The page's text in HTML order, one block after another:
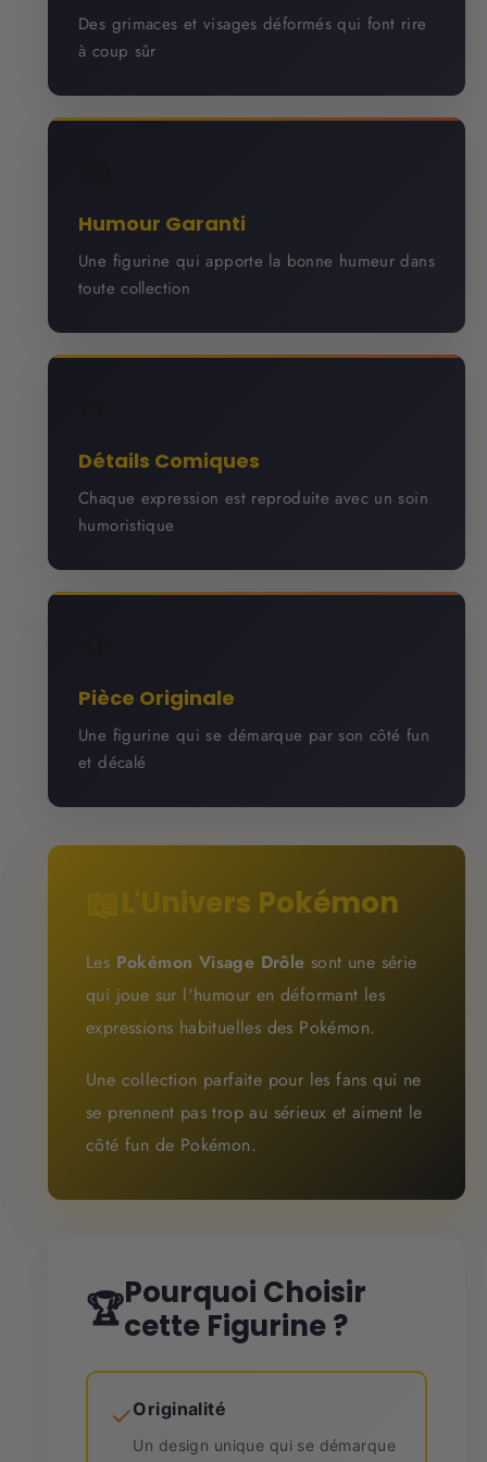
Des grimaces et visages déformés qui font rire
à coup sûr
Humour Garanti
Une figurine qui apporte la bonne humeur dans
toute collection
Détails Comiques
Chaque expression est reproduite avec un soin
humoristique
Pièce Originale
Une figurine qui se démarque par son côté fun
et décalé
L'Univers Pokémon
Les Pokémon Visage Drôle sont une série
qui joue sur l'humour en déformant les
expressions habituelles des Pokémon.
Une collection parfaite pour les fans qui ne
se prennent pas trop au sérieux et aiment le
côté fun de Pokémon.
🏆Pourquoi Choisir
cette Figurine ?
✓Originalité
Un design unique qui se démarque